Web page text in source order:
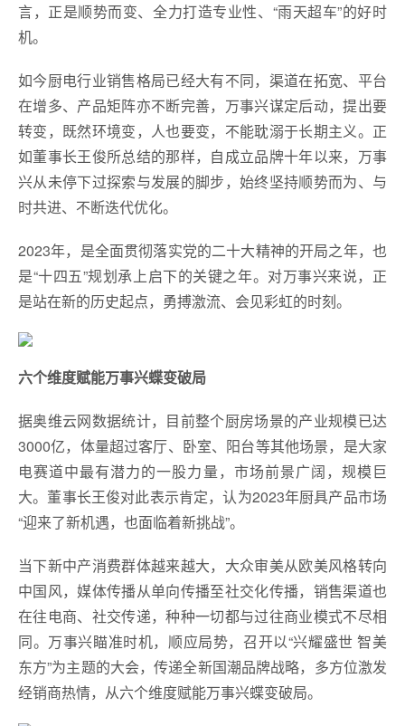
言，正是顺势而变、全力打造专业性、“雨天超车”的好时
机。
如今厨电行业销售格局已经大有不同，渠道在拓宽、平台
在增多、产品矩阵亦不断完善，万事兴谋定后动，提出要
转变，既然环境变，人也要变，不能耽溺于长期主义。正
如董事长王俊所总结的那样，自成立品牌十年以来，万事
兴从未停下过探索与发展的脚步，始终坚持顺势而为、与
时共进、不断迭代优化。
2023年，是全面贯彻落实党的二十大精神的开局之年，也
是“十四五”规划承上启下的关键之年。对万事兴来说，正
是站在新的历史起点，勇搏激流、会见彩虹的时刻。
六个维度赋能万事兴蝶变破局
据奥维云网数据统计，目前整个厨房场景的产业规模已达
3000亿，体量超过客厅、卧室、阳台等其他场景，是大家
电赛道中最有潜力的一股力量，市场前景广阔，规模巨
大。董事长王俊对此表示肯定，认为2023年厨具产品市场
“迎来了新机遇，也面临着新挑战”。
当下新中产消费群体越来越大，大众审美从欧美风格转向
中国风，媒体传播从单向传播至社交化传播，销售渠道也
在往电商、社交传递，种种一切都与过往商业模式不尽相
同。万事兴瞄准时机，顺应局势，召开以“兴耀盛世 智美
东方”为主题的大会，传递全新国潮品牌战略，多方位激发
经销商热情，从六个维度赋能万事兴蝶变破局。